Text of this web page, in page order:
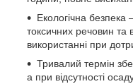
Екологічна
токсичних речовин та
використанні при
Тривалий термін
а при відсутності